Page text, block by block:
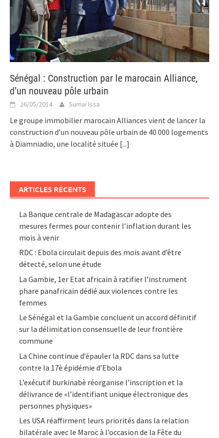
Sénégal : Construction par le marocain Alliance,
d’un nouveau pôle urbain
26/05/2014 Sumai Issa
Le groupe immobilier marocain Alliances vient de lancer la
construction d’un nouveau pôle urbain de 40 000 logements
à Diamniadio, une localité située [...]
ARTICLES RÉCENTS
La Banque centrale de Madagascar adopte des
mesures fermes pour contenir l’inflation durant les
mois à venir
RDC : Ebola circulait depuis des mois avant d’être
détecté, selon une étude
La Gambie, 1er Etat africain à ratifier l’instrument
phare panafricain dédié aux violences contre les
femmes
Le Sénégal et la Gambie concluent un accord définitif
sur la délimitation consensuelle de leur frontière
commune
La Chine continue d’épauler la RDC dans sa lutte
contre la 17è épidémie d’Ebola
L’exécutif burkinabè réorganise l’inscription et la
délivrance de «l’identifiant unique électronique des
personnes physiques»
Les USA réaffirment leurs priorités dans la relation
bilatérale avec le Maroc à l’occasion de la Fête du